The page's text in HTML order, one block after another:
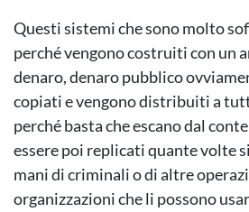
Questi sistemi che sono molto
perché vengono costruiti con un
denaro, denaro pubblico
copiati e vengono distribuiti a
perché basta che escano dal
essere poi replicati quante volte
mani di criminali o di altre
organizzazioni che li possono